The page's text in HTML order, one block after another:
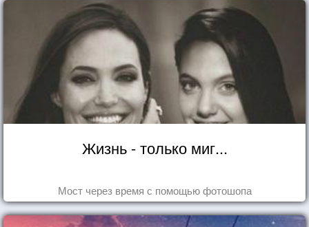
Жизнь - только миг...
Мост через время с помощью фотошопа